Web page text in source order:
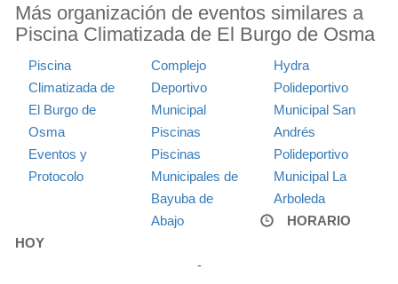
Más organización de eventos similares a
Piscina Climatizada de El Burgo de Osma
Piscina
Climatizada de
El Burgo de
Osma
Complejo
Deportivo
Municipal
Piscinas
Hydra
Polideportivo
Municipal San
Andrés
Eventos y
Protocolo
Piscinas
Municipales de
Bayuba de
Abajo
Polideportivo
Municipal La
Arboleda
HORARIO
HOY
-